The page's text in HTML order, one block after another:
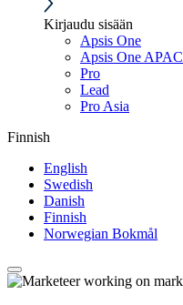
Kirjaudu sisään
Apsis One
Apsis One APAC
Pro
Lead
Pro Asia
Finnish
English
Swedish
Danish
Finnish
Norwegian Bokmål